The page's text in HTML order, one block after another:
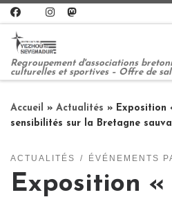
Passer au contenu
Regroupement d'associations
culturelles et sportives – Offre de
Accueil » Actualités » Exposition
sensibilités sur la Bretagne
ACTUALITÉS ÉVÉNEMENTS
Exposition «